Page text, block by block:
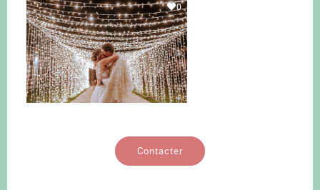
0
Contacter